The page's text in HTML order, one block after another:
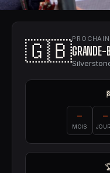
🇬🇧GRANDE-
–
MOIS
–